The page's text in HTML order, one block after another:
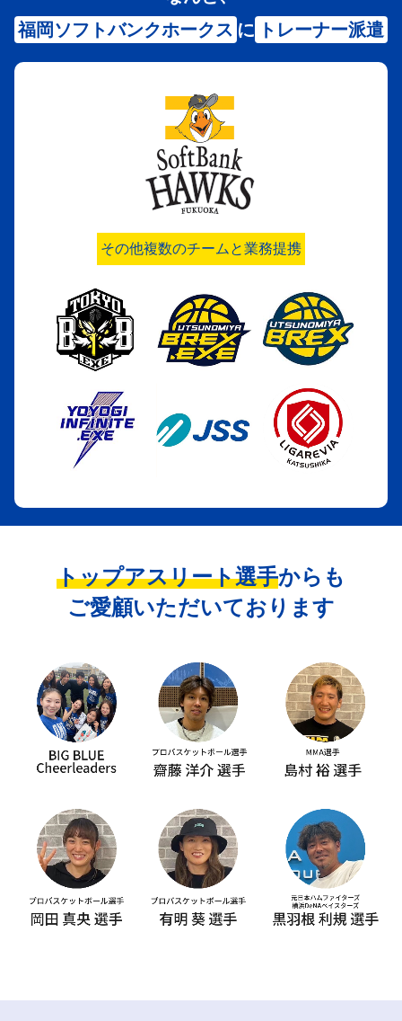
福岡ソフトバンクホークス に トレーナー派遣
その他複数のチームと業務提携
トップアスリート選手からも
ご愛顧いただいております